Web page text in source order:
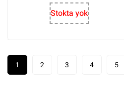
Stokta yok
1 2 3 4 5